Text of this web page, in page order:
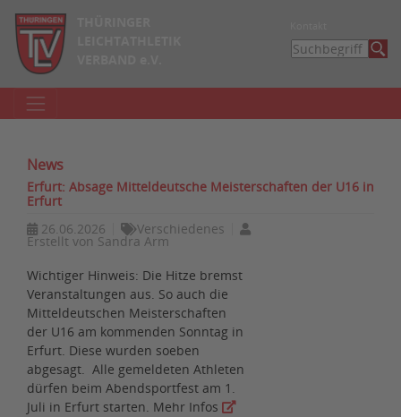
News
Erfurt: Absage Mitteldeutsche Meisterschaften der U16 in
Erfurt
26.06.2026
Verschiedenes
Erstellt von Sandra Arm
Wichtiger Hinweis: Die Hitze bremst
Veranstaltungen aus. So auch die
Mitteldeutschen Meisterschaften
der U16 am kommenden Sonntag in
Erfurt. Diese wurden soeben
abgesagt. Alle gemeldeten Athleten
dürfen beim Abendsportfest am 1.
Juli in Erfurt starten. Mehr Infos